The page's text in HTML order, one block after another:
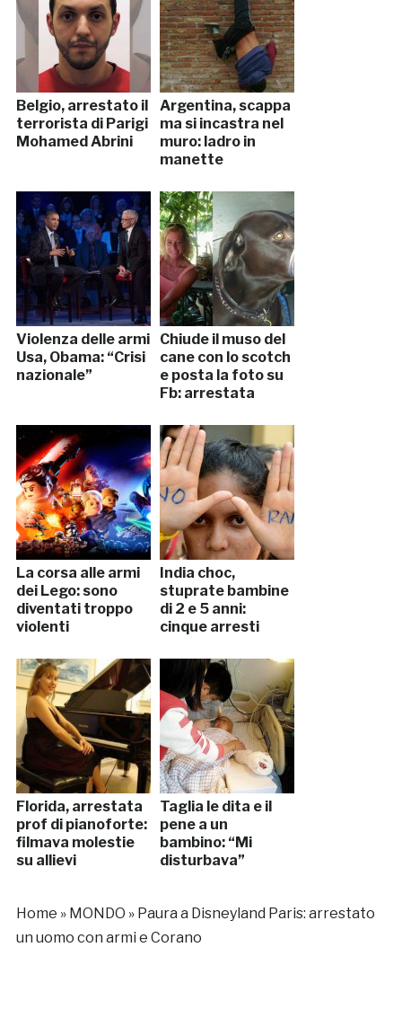
Belgio, arrestato il
terrorista di Parigi
Mohamed Abrini
Argentina, scappa
ma si incastra nel
muro: ladro in
manette
Violenza delle armi
Usa, Obama: “Crisi
nazionale”
Chiude il muso del
cane con lo scotch
e posta la foto su
Fb: arrestata
La corsa alle armi
dei Lego: sono
diventati troppo
violenti
India choc,
stuprate bambine
di 2 e 5 anni:
cinque arresti
Florida, arrestata
prof di pianoforte:
filmava molestie
su allievi
Taglia le dita e il
pene a un
bambino: “Mi
disturbava”
Home » MONDO » Paura a Disneyland Paris: arrestato
un uomo con armi e Corano